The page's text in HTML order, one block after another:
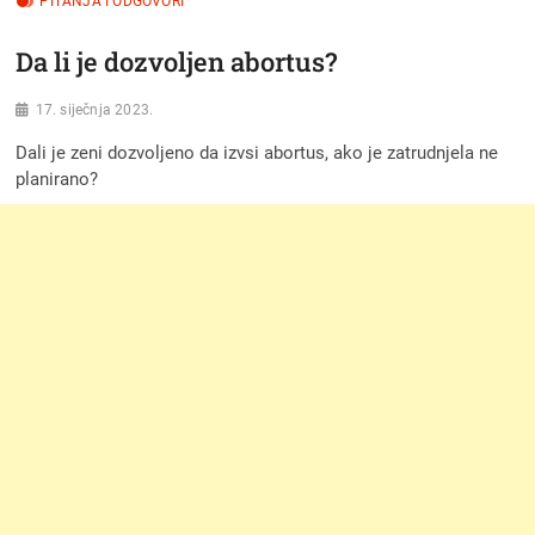
Da li je dozvoljen abortus?
17. siječnja 2023.
Dali je zeni dozvoljeno da izvsi abortus, ako je zatrudnjela ne
planirano?